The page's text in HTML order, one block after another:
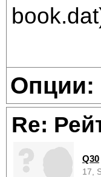
Опции:
Re:
Q30
17,